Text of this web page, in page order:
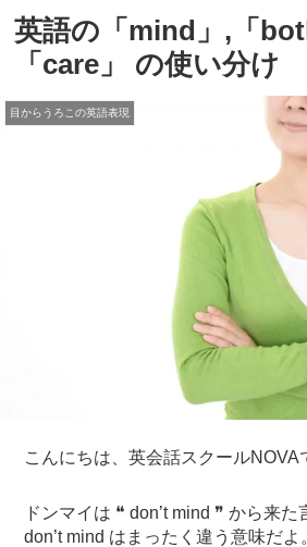
英語の「mind」,「
「care」 の使い分け
目からうろこの英語表現
こんにちは、英会話スクールNOVA
ドンマイは ❝ don’t mind ❞ から来
don’t mind はまったく違う意味だよ